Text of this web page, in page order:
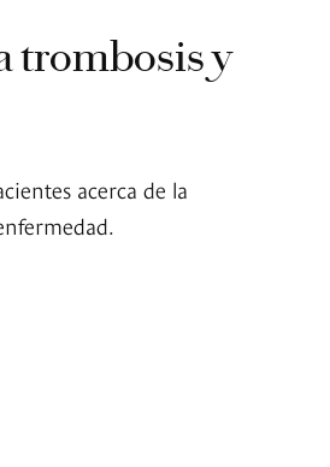
trombosis y
acerca de la